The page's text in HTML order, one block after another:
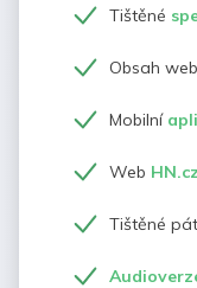
Tištěné
Obsah
Mobilní
Web
Tištěné